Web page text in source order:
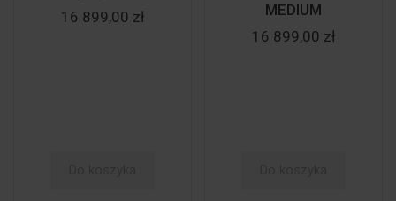
16 899,00 zł
MEDIUM
16 899,00 zł